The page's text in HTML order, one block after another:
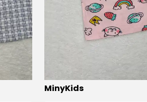
MinyKids
⭐️ Bu ürünü0 kişifavoriledi!
0 kişi